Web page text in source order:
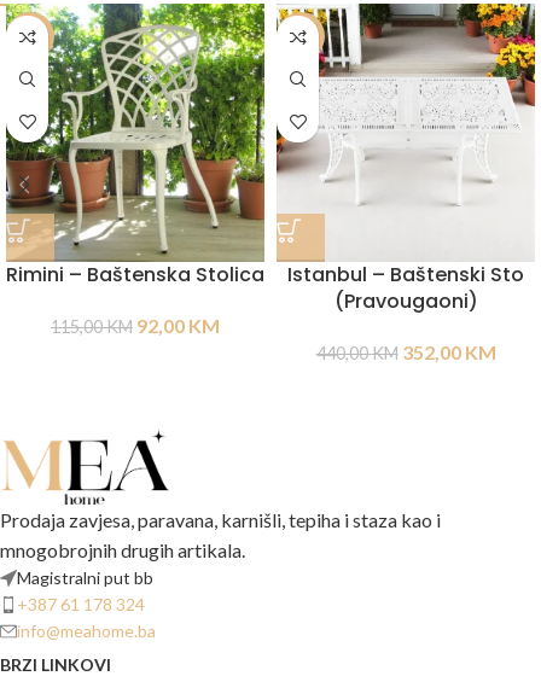
-20%
Rimini – Baštenska Stolica
115,00KM 92,00 KM
-20%
Istanbul – Baštenski Sto
(Pravougaoni)
440,00KM 352,00 KM
Prodaja zavjesa, paravana, karnišli, tepiha i staza kao i
mnogobrojnih drugih artikala.
Magistralni put bb
+387 61 178 324
info@meahome.ba
BRZI LINKOVI